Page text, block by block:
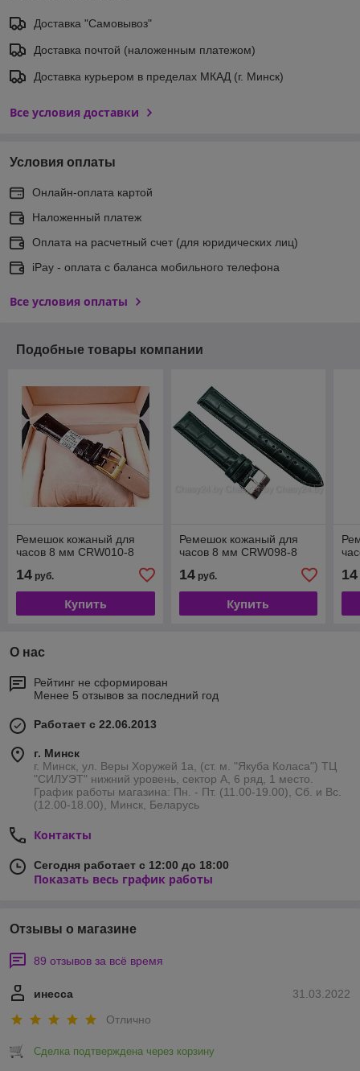
Доставка "Самовывоз"
Доставка почтой (наложенным платежом)
Доставка курьером в пределах МКАД (г. Минск)
Все условия доставки
Условия оплаты
Онлайн-оплата картой
Наложенный платеж
Оплата на расчетный счет (для юридических лиц)
iPay - оплата с баланса мобильного телефона
Все условия оплаты
Подобные товары компании
Ремешок кожаный для
часов 8 мм CRW010-8
14 руб.
Купить
Ремешок кожаный для
часов 8 мм CRW098-8
14руб.
Купить
14
О нас
Рейтинг не сформирован
Менее 5 отзывов за последний год
Работает с 22.06.2013
г. Минск
г. Минск, ул. Веры Хоружей 1а, (ст. м. "Якуба Коласа") ТЦ
"СИЛУЭТ" нижний уровень, сектор А, 6 ряд, 1 место.
График работы магазина: Пн. - Пт. (11.00-19.00), Сб. и Вс.
(12.00-18.00), Минск, Беларусь
Контакты
Сегодня работает с 12:00 до 18:00
Показать весь график работы
Отзывы о магазине
89 отзывов за всё время
31.03.2022
инесса
Отлично
Сделка подтверждена через корзину